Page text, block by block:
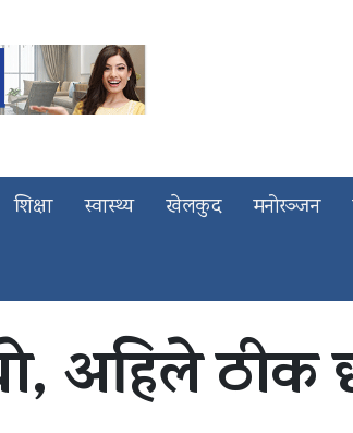
शिक्षा स्वास्थ्य खेलकुद मनोरञ्जन
अहिले ठीक